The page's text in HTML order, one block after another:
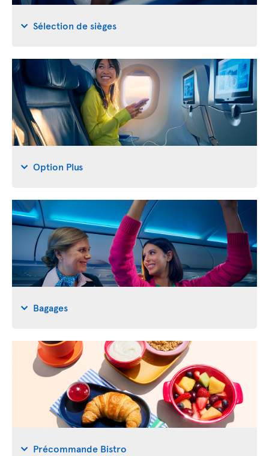
Sélection de sièges
Option Plus
Bagages
Précommande Bistro